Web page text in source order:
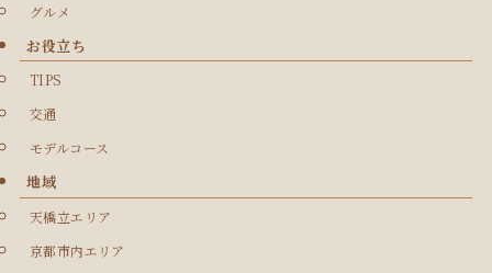
グルメ
お役立ち
TIPS
交通
モデルコース
地域
天橋立エリア
京都市内エリア